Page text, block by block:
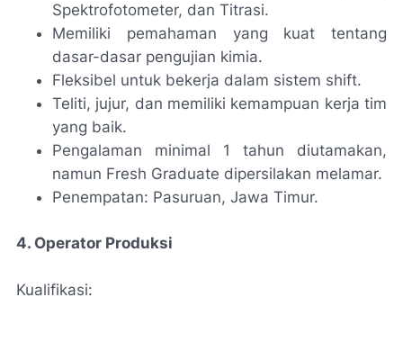
Spektrofotometer, dan Titrasi.
Memiliki pemahaman yang kuat tentang
dasar-dasar pengujian kimia.
Fleksibel untuk bekerja dalam sistem shift.
Teliti, jujur, dan memiliki kemampuan kerja tim
yang baik.
Pengalaman minimal 1 tahun diutamakan,
namun Fresh Graduate dipersilakan melamar.
Penempatan: Pasuruan, Jawa Timur.
4. Operator Produksi
Kualifikasi: